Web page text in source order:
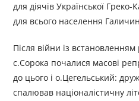
для діячів Української Греко-
для всього населення
Після війни із
с.Сорока почалися масові
до цього і о.Цегельський:
спалював націоналістичну